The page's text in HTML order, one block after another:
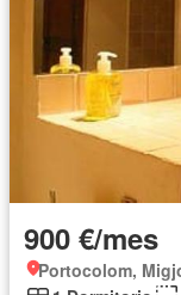
900 €/mes
Portocolom,